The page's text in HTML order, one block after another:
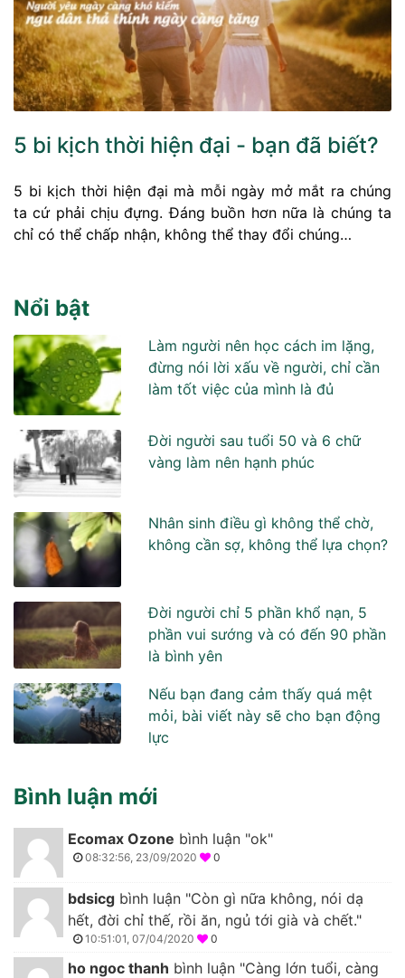
5 bi kịch thời hiện đại - bạn đã biết?
5 bi kịch thời hiện đại mà mỗi ngày mở mắt ra chúng
ta cứ phải chịu đựng. Đáng buồn hơn nữa là chúng ta
chỉ có thể chấp nhận, không thể thay đổi chúng…
Nổi bật
Làm người nên học cách im lặng,
đừng nói lời xấu về người, chỉ cần
làm tốt việc của mình là đủ
Đời người sau tuổi 50 và 6 chữ
vàng làm nên hạnh phúc
Nhân sinh điều gì không thể chờ,
không cần sợ, không thể lựa chọn?
Đời người chỉ 5 phần khổ nạn, 5
phần vui sướng và có đến 90 phần
là bình yên
Nếu bạn đang cảm thấy quá mệt
mỏi, bài viết này sẽ cho bạn động
lực
Bình luận mới
Ecomax Ozone bình luận "ok"
08:32:56, 23/09/2020 0
bdsicg bình luận "Còn gì nữa không, nói dạ
hết, đời chỉ thế, rồi ăn, ngủ tới già và chết."
10:51:01, 07/04/2020 0
ho ngoc thanh bình luận "Càng lớn tuổi, càng